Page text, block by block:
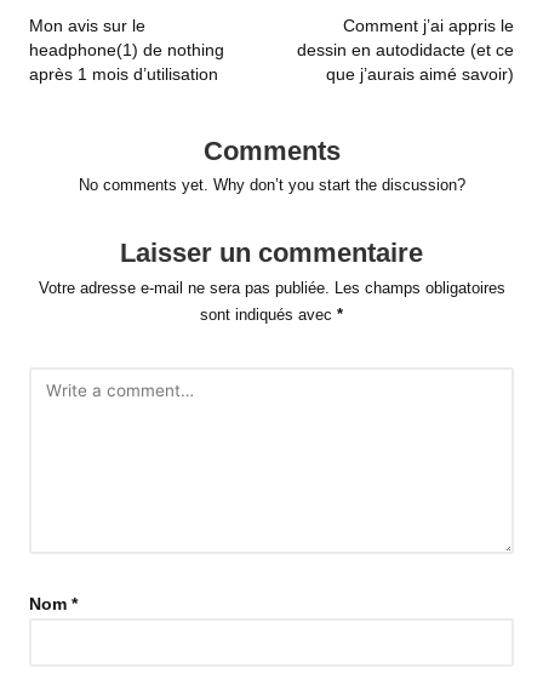
navigation
Mon avis sur le
headphone(1) de nothing
après 1 mois d’utilisation
Comment j’ai appris le
dessin en autodidacte (et ce
que j’aurais aimé savoir)
Comments
No comments yet. Why don’t you start the discussion?
Laisser un commentaire
Votre adresse e-mail ne sera pas publiée. Les champs obligatoires
sont indiqués avec *
Nom *